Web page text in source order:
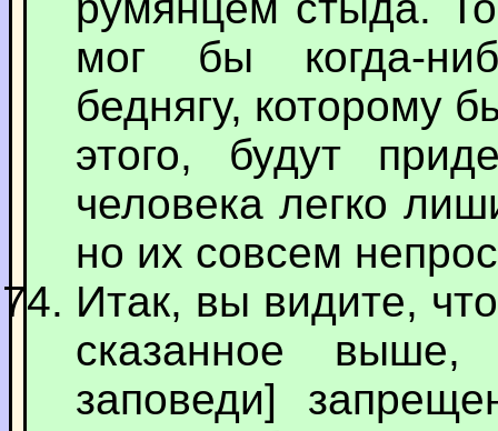
мог бы когда-
беднягу, которому
этого, будут
человека легко
но их совсем
Итак, вы видите,
сказанное
заповеди]